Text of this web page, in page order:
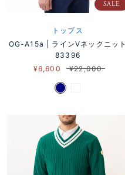
SALE
トップス
OG-A15a | ラインVネックニット
83396
¥6,600
¥22,000